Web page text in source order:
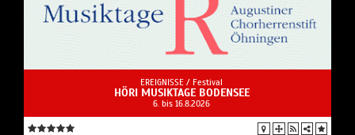
EREIGNISSE / Festival
HÖRI MUSIKTAGE BODENSEE
6. bis 16.8.2026